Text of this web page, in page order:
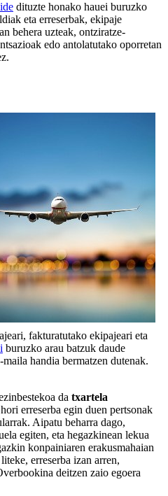
dituzte honako hauei buruzko
eta erreserbak, ekipaje
behera uzteak, ontziratze-
edo antolatutako oporretan
fakturatutako ekipajeari eta
buruzko arau batzuk daude
handia bermatzen dutenak.
da txartela
erreserba egin duen pertsonak
Aipatu beharra dago,
egiten, eta hegazkinean lekua
konpainiaren erakusmahaian
erreserba izan arren,
deitzen zaio egoera